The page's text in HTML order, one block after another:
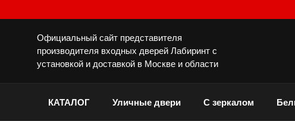
Официальный сайт представителя
производителя входных дверей Лабиринт с
установкой и доставкой в Москве и области
КАТАЛОГ Уличные двери С зеркалом